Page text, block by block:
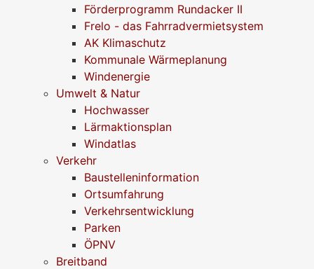
Förderprogramm Rundacker II
Frelo - das Fahrradvermietsystem
AK Klimaschutz
Kommunale Wärmeplanung
Windenergie
Umwelt & Natur
Hochwasser
Lärmaktionsplan
Windatlas
Verkehr
Baustelleninformation
Ortsumfahrung
Verkehrsentwicklung
Parken
ÖPNV
Breitband